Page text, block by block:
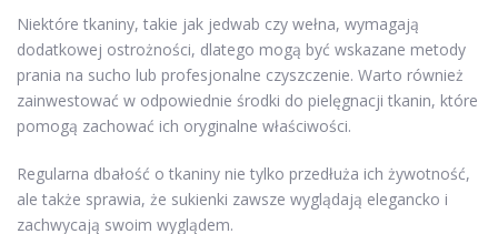
Niektóre tkaniny, takie jak jedwab czy wełna, wymagają
dodatkowej ostrożności, dlatego mogą być wskazane metody
prania na sucho lub profesjonalne czyszczenie. Warto również
zainwestować w odpowiednie środki do pielęgnacji tkanin, które
pomogą zachować ich oryginalne właściwości.
Regularna dbałość o tkaniny nie tylko przedłuża ich żywotność,
ale także sprawia, że sukienki zawsze wyglądają elegancko i
zachwycają swoim wyglądem.